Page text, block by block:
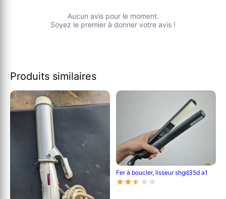
Aucun avis pour le moment.
Soyez le premier à donner votre avis !
Produits similaires
Fer à boucler, lisseur shgd35d a1